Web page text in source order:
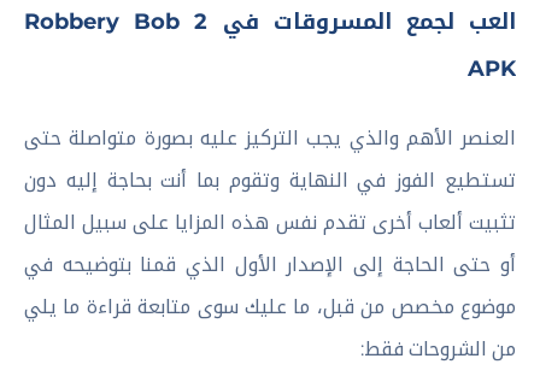
العب لجمع المسروقات في Robbery Bob 2
APK
العنصر الأهم والذي يجب التركيز عليه بصورة متواصلة حتى
تستطيع الفوز في النهاية وتقوم بما أنت بحاجة إليه دون
تثبيت ألعاب أخرى تقدم نفس هذه المزايا على سبيل المثال
أو حتى الحاجة إلى الإصدار الأول الذي قمنا بتوضيحه في
موضوع مخصص من قبل، ما عليك سوى متابعة قراءة ما يلي
من الشروحات فقط: